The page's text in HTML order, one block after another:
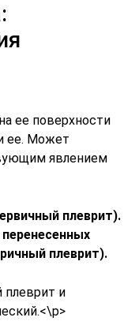
ее поверхности
ее. Может
явлением
плеврит).
плеврит).
плеврит и